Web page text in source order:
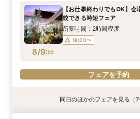
8/8(土)
13:00〜 17:00〜
8/8(土)
11:00〜 16:00〜
8/8(土)
9:00〜
12:00〜
14:00〜
17:00〜
8/8(土)
所要時間：3時間程度
14:00〜
8/8(土)
所要時間：3時間程度
14:00〜
8/8(土)
9:00〜
12:00〜
14:00〜
17:00〜
8/9(日)
【お仕事終わりでもOK】
較できる時短フェア
所要時間：2時間程度
18:00〜
フェアを予約
衣装試着 特典あり
衣装試着 特典あり
衣装試着 特典あり
衣装試着 特典あり
衣装試着 特典あり
衣装試着 特典あり
同日のほかのフェアを見る（7